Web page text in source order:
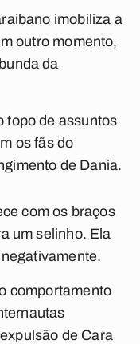
imobiliza a
outro momento,
da
topo de assuntos
os fãs do
de Dania.
com os braços
um selinho. Ela
comportamento
de Cara